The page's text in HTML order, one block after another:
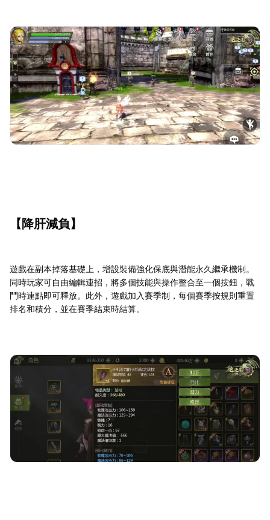
【降肝減負】
遊戲在副本掉落基礎上，增設裝備強化保底與潛能永久繼承機制。
同時玩家可自由編輯連招，將多個技能與操作整合至一個按鈕，戰
鬥時連點即可釋放。此外，遊戲加入賽季制，每個賽季按規則重置
排名和積分，並在賽季結束時結算。